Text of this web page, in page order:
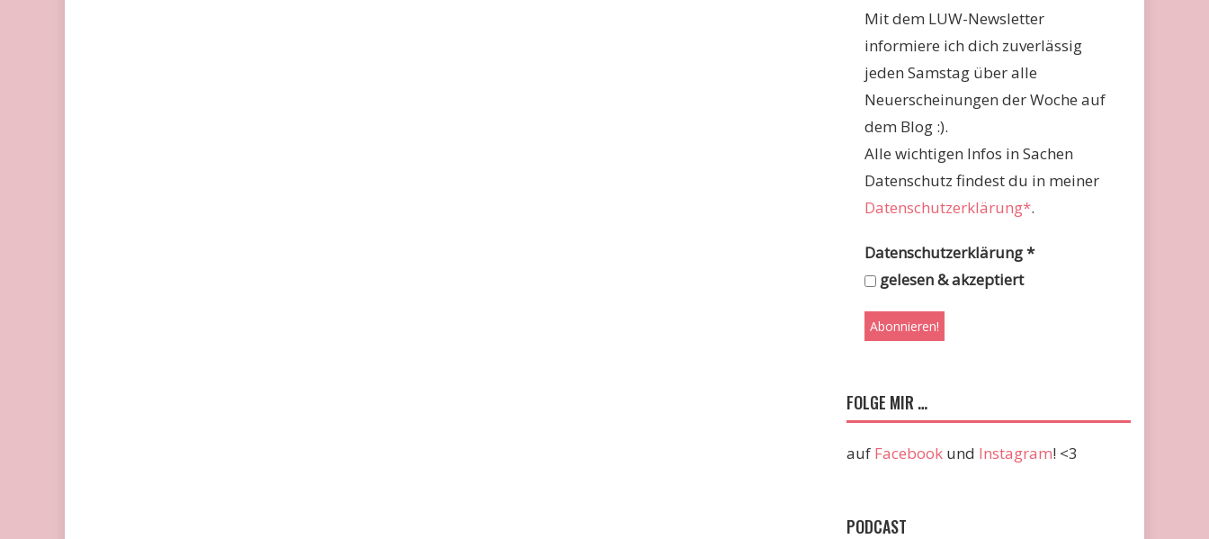
Mit dem LUW-Newsletter
informiere ich dich zuverlässig
jeden Samstag über alle
Neuerscheinungen der Woche auf
dem Blog :).
Alle wichtigen Infos in Sachen
Datenschutz findest du in meiner
Datenschutzerklärung*.
Datenschutzerklärung*
gelesen & akzeptiert
FOLGE MIR …
auf Facebook und Instagram! <3
PODCAST